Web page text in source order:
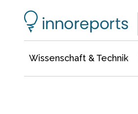
Wissenschaft & Technik